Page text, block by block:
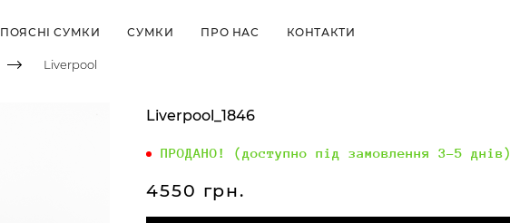
ПОЯСНІ СУМКИ СУМКИ ПРО НАС КОНТАКТИ
Liverpool
Liverpool_1846
ПРОДАНО! (доступно під замовлення 3-5 днів)
4550 грн.